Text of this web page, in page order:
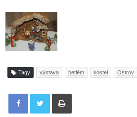
Tagy výstava betlém kostel Ostrov
Tisknout